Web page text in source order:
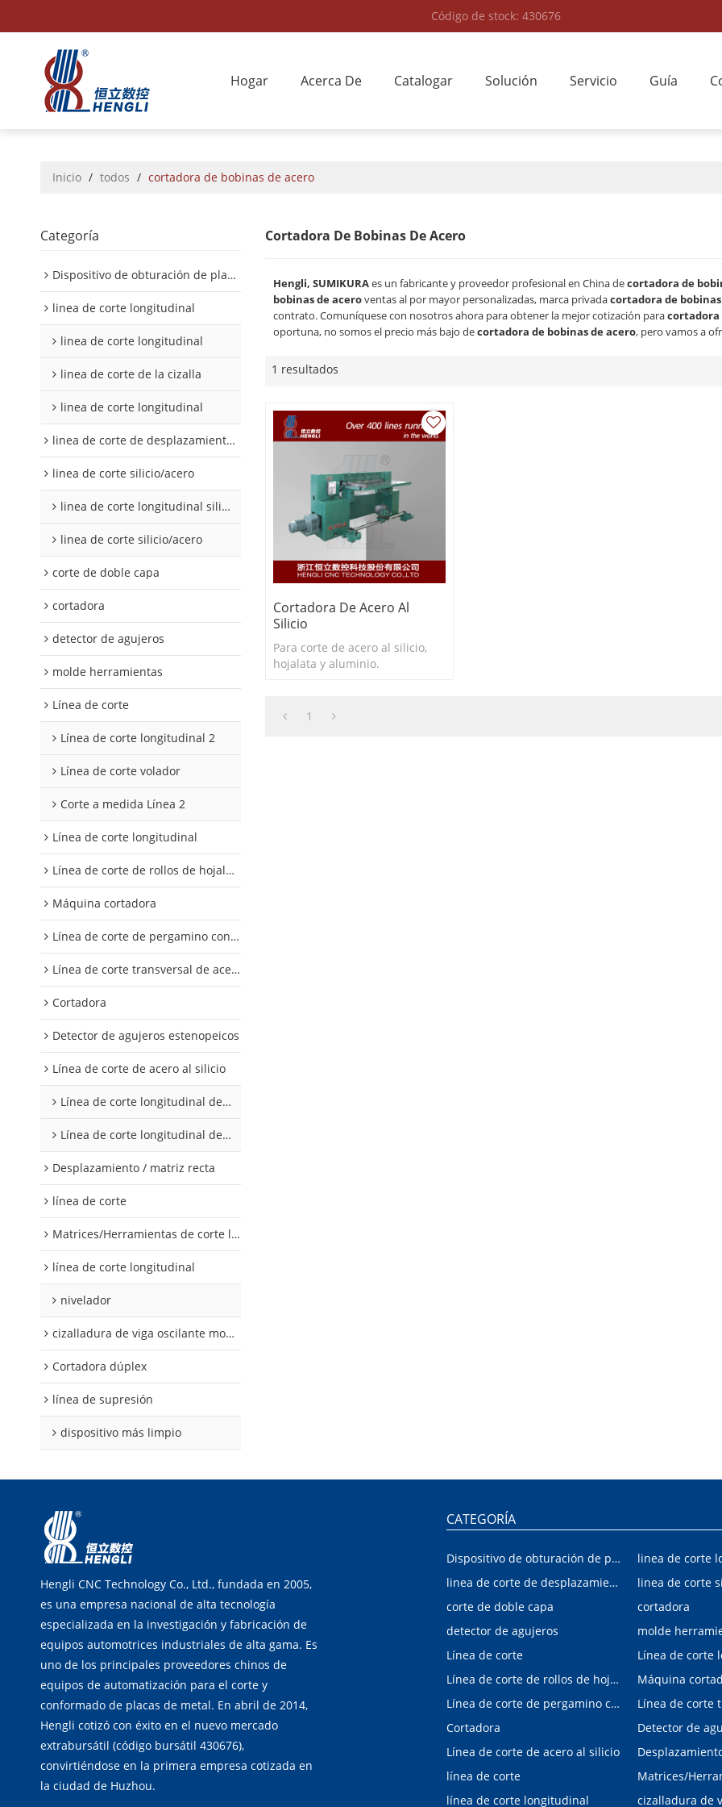
Código de stock: 430676
Hogar Acerca De Catalogar Solución Servicio Guía
Inicio / todos / cortadora de bobinas de acero
Categoría
Dispositivo de obturación de placa interior/exterior de automóvil
linea de corte longitudinal
linea de corte longitudinal
linea de corte de la cizalla
linea de corte longitudinal
linea de corte de desplazamiento de hojalata y aluminio
linea de corte silicio/acero
linea de corte longitudinal silicio acero
linea de corte silicio/acero
corte de doble capa
cortadora
detector de agujeros
molde herramientas
Línea de corte
Línea de corte longitudinal 2
Línea de corte volador
Corte a medida Línea 2
Línea de corte longitudinal
Línea de corte de rollos de hojalata y aluminio
Máquina cortadora
Línea de corte de pergamino con control digital
Línea de corte transversal de acero al silicio
Cortadora
Detector de agujeros estenopeicos
Línea de corte de acero al silicio
Línea de corte longitudinal de acero al silicio
Línea de corte longitudinal de acero al silicio
Desplazamiento / matriz recta
línea de corte
Matrices/Herramientas de corte longitudinal
línea de corte longitudinal
nivelador
cizalladura de viga oscilante modular
Cortadora dúplex
línea de supresión
dispositivo más limpio
Cortadora De Bobinas De Acero
Hengli, SUMIKURAes un fabricante y proveedor profesional en China decortadora de
bobinas de aceroventas al por mayor personalizadas, marca privadacortadora de
contrato. Comuníquese con nosotros ahora para obtener la mejor cotización paracortadora
oportuna, no somos el precio más bajo decortadora de bobinas de acero, pero vamos a
1 resultados
Cortadora De Acero Al
Silicio
Para corte de acero al silicio,
hojalata y aluminio.
1
Hengli CNC Technology Co., Ltd., fundada en 2005,
es una empresa nacional de alta tecnología
especializada en la investigación y fabricación de
equipos automotrices industriales de alta gama. Es
uno de los principales proveedores chinos de
equipos de automatización para el corte y
conformado de placas de metal. En abril de 2014,
Hengli cotizó con éxito en el nuevo mercado
extrabursátil (código bursátil 430676),
convirtiéndose en la primera empresa cotizada en
la ciudad de Huzhou.
CATEGORÍA
Dispositivo de obturación de placa interior/exterior de automóvil
linea de corte
linea de corte de desplazamiento de hojalata y aluminio
linea de corte
corte de doble capa
cortadora
detector de agujeros
molde
Línea de corte
Línea de corte
Línea de corte de rollos de hojalata y aluminio
Máquina
Línea de corte de pergamino con control digital
Cortadora
Línea de corte de acero al silicio
línea de corte
línea de corte longitudinal